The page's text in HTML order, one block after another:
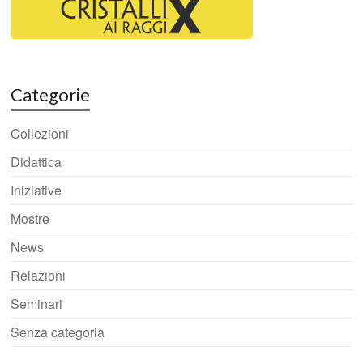
Categorie
Collezioni
Didattica
Iniziative
Mostre
News
Relazioni
Seminari
Senza categoria